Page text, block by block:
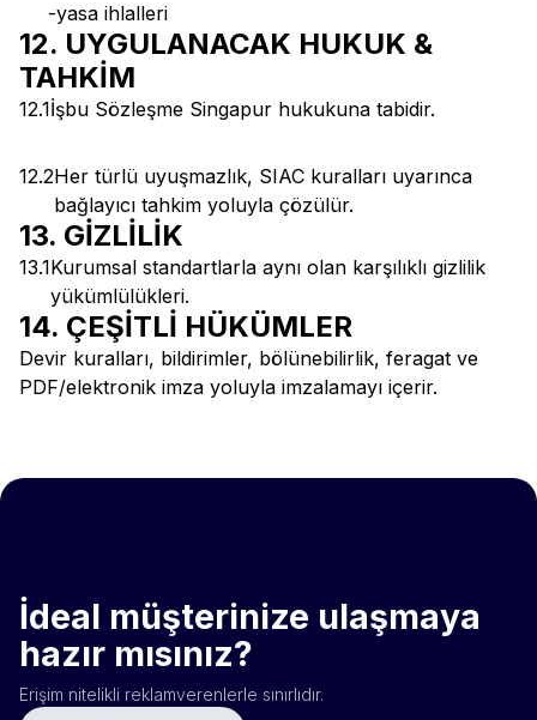
-yasa ihlalleri
12. UYGULANACAK HUKUK &
TAHKİM
12.1İşbu Sözleşme Singapur hukukuna tabidir.
12.2Her türlü uyuşmazlık, SIAC kuralları uyarınca
bağlayıcı tahkim yoluyla çözülür.
13. GİZLİLİK
13.1Kurumsal standartlarla aynı olan karşılıklı gizlilik
yükümlülükleri.
14. ÇEŞİTLİ HÜKÜMLER
Devir kuralları, bildirimler, bölünebilirlik, feragat ve
PDF/elektronik imza yoluyla imzalamayı içerir.
İdeal müşterinize ulaşmaya
hazır mısınız?
Erişim nitelikli reklamverenlerle sınırlıdır.